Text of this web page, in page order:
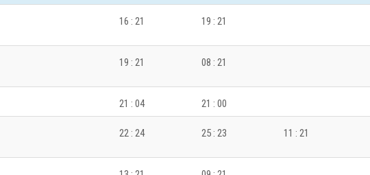
16 : 21 19 : 21
19 : 21 08 : 21
21 : 04 21 : 00
22 : 24 25 : 23 11 : 21